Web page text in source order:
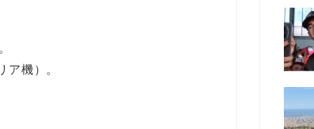
ア機）。